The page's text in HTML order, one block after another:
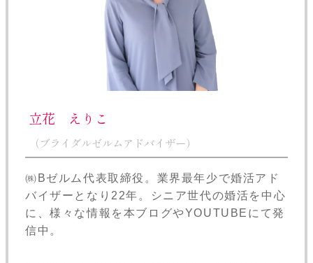
立花 えりこ
（ブライダルゼルムアドバイザー）
㈱Bゼルム代表取締役。業界最年少で婚活アド
バイザーとなり22年。シニア世代の婚活を中心
に、様々な情報を本ブログやYOUTUBEにて発
信中。